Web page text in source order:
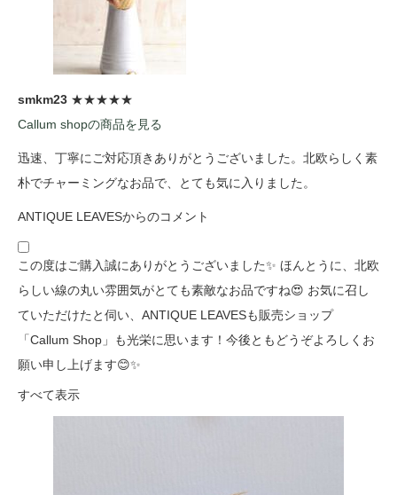
smkm23 ★★★★★
Callum shopの商品を見る
迅速、丁寧にご対応頂きありがとうございました。北欧らしく素
朴でチャーミングなお品で、とても気に入りました。
ANTIQUE LEAVESからのコメント
この度はご購入誠にありがとうございました✨ ほんとうに、北欧
らしい線の丸い雰囲気がとても素敵なお品ですね😍 お気に召し
ていただけたと伺い、ANTIQUE LEAVESも販売ショップ
「Callum Shop」も光栄に思います！今後ともどうぞよろしくお
願い申し上げます😊✨
すべて表示